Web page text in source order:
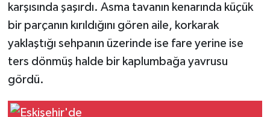
karşısında şaşırdı. Asma tavanın kenarında küçük
bir parçanın kırıldığını gören aile, korkarak
yaklaştığı sehpanın üzerinde ise fare yerine ise
ters dönmüş halde bir kaplumbağa yavrusu
gördü.